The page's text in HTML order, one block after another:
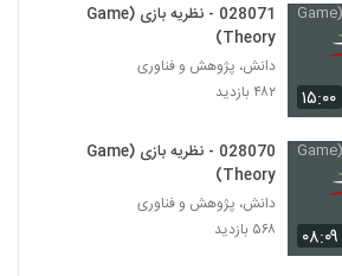
Theory)
Theory)
Theory)
۱۵:۰۰
028071 - نظریه بازی (Game
Theory)
دانش، پژوهش و فناوری
۴۸۲ بازدید
۰۸:۰۹
028070 - نظریه بازی (Game
Theory)
دانش، پژوهش و فناوری
۵۶۸ بازدید